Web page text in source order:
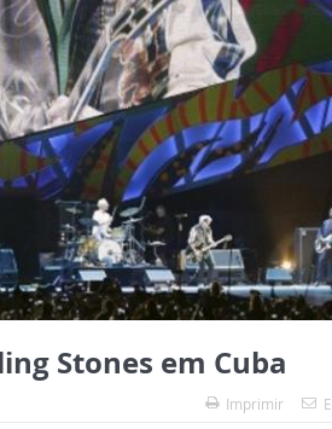
Stones em Cuba
Imprimir